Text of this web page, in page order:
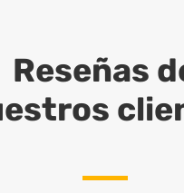
Reseñas